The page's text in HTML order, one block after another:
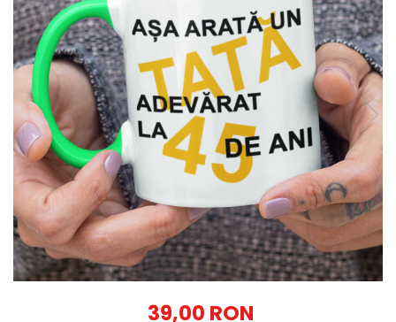
Tricouri Diverse
Tricouri Azi esti Tanar si maine...
Tricouri Motivationale
Tricouri Mamici
Tricouri Pensionari
Tricouri Animalute
Tricouri Stari
Tricouri Gameri
Tricouri Mesaje Virale
Tricouri Vesele
Tricouri Zicale Romanesti
39,00 RON